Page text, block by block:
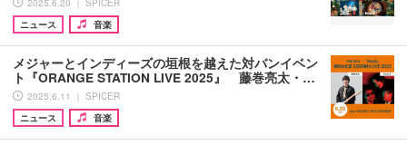
2025.6.20 ｜ SPICER
ニュース
音楽
メジャーとインディーズの垣根を越えた対バンイベン
ト『ORANGE STATION LIVE 2025』 藤巻亮太・…
2025.6.11 ｜ SPICER
ニュース
音楽